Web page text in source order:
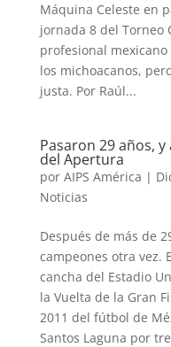
Máquina Celeste en
jornada 8 del Torneo
profesional mexicano
los michoacanos,
justa. Por Raúl...
Pasaron 29 años,
del Apertura
por AIPS América |
Noticias
Después de más de
campeones otra vez.
cancha del Estadio
la Vuelta de la Gran
2011 del fútbol de
Santos Laguna por